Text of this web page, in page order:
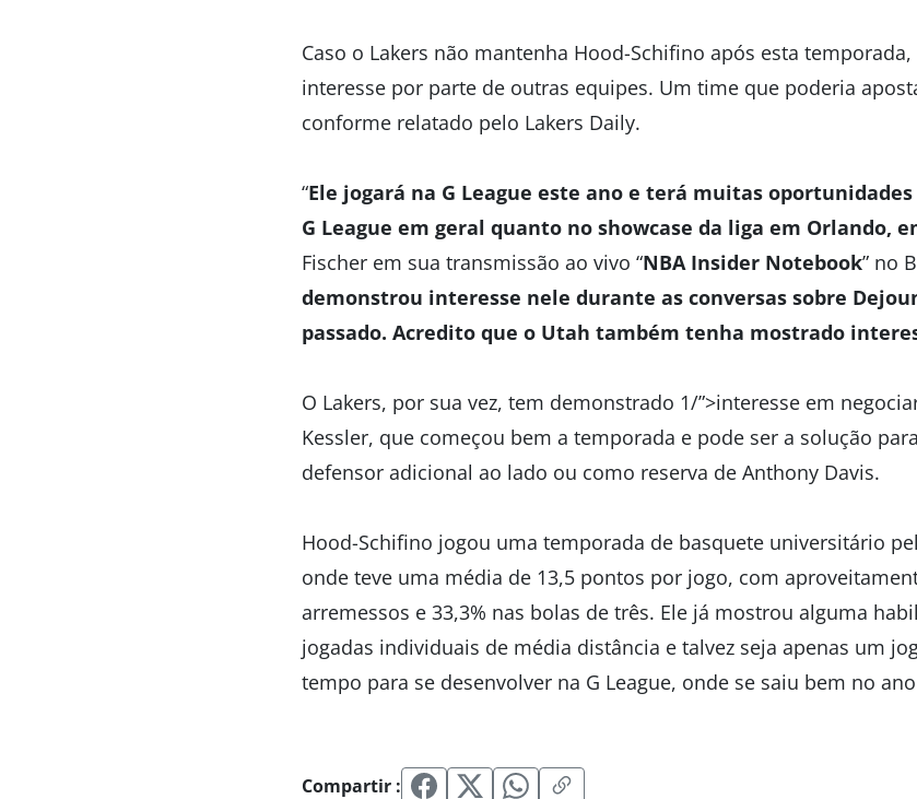
Caso o Lakers não mantenha Hood-Schifino após esta
interesse por parte de outras equipes. Um time que poderia
conforme relatado pelo Lakers Daily.
“Ele jogará na G League este ano e terá muitas
G League em geral quanto no showcase da liga em Orlando,
Fischer em sua transmissão ao vivo “NBA Insider Notebook” no
demonstrou interesse nele durante as conversas sobre
passado. Acredito que o Utah também tenha mostrado
O Lakers, por sua vez, tem demonstrado 1/”>interesse em
Kessler, que começou bem a temporada e pode ser a solução
defensor adicional ao lado ou como reserva de Anthony Davis.
Hood-Schifino jogou uma temporada de basquete universitário
onde teve uma média de 13,5 pontos por jogo, com
arremessos e 33,3% nas bolas de três. Ele já mostrou alguma
jogadas individuais de média distância e talvez seja apenas um
tempo para se desenvolver na G League, onde se saiu bem no
Compartir :